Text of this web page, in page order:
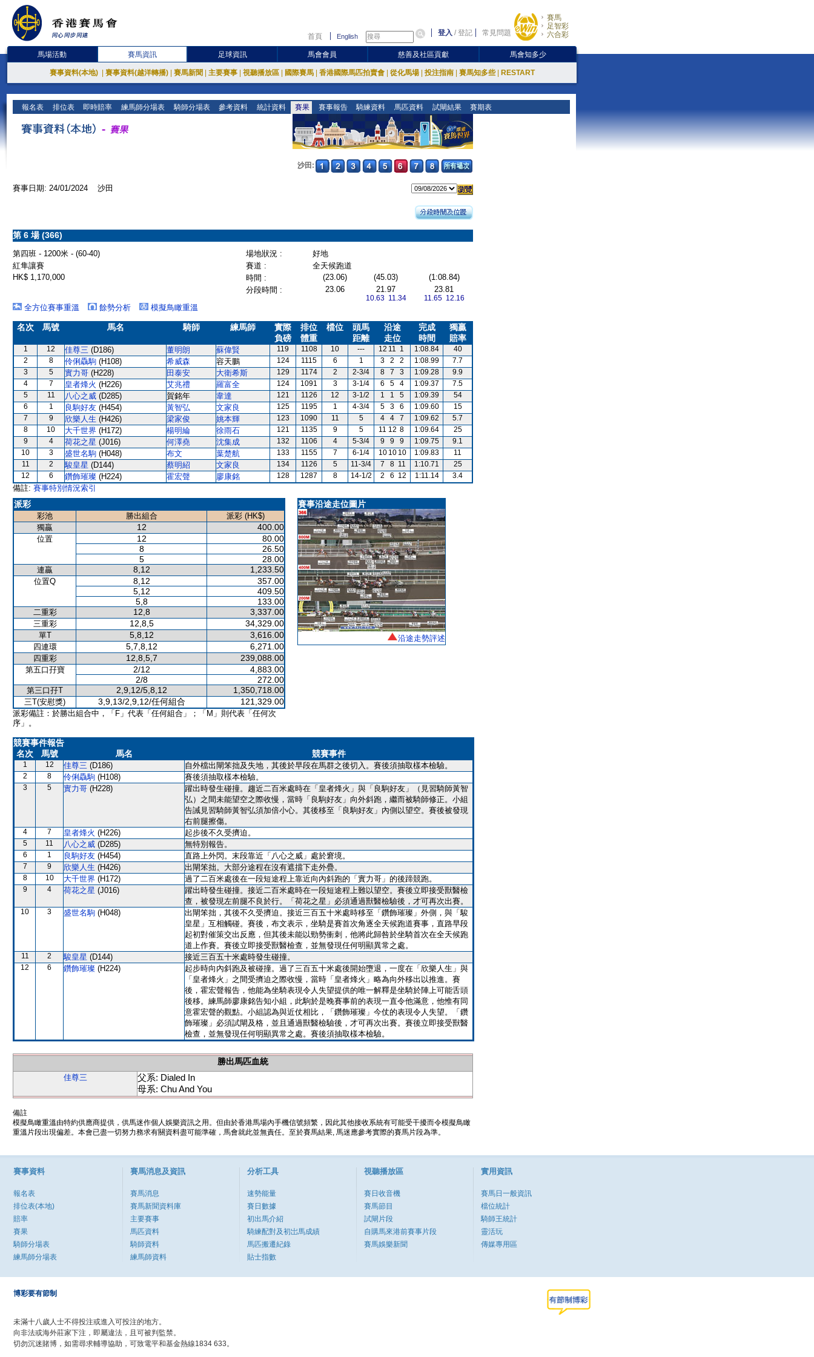
首頁 English 登入 /登記 常見問題
賽馬
足智彩
六合彩
馬場活動 賽馬資訊 足球資訊 馬會會員 慈善及社區貢獻 馬會知多少
賽事資料(本地) 賽事資料(越洋轉播) 賽馬新聞 主要賽事 視聽播放區 國際賽馬 香港國際馬匹拍賣會 從化馬場 投注指南 賽馬知多些 RESTART
報名表 排位表 即時賠率 練馬師分場表 騎師分場表 參考資料 統計資料 賽果 賽事報告 騎練資料 馬匹資料 試閘結果 賽期表
沙田:
賽事日期: 24/01/2024 沙田
第 6 場 (366)
第四班 - 1200米 - (60-40) 場地狀況 :
好地
紅隼讓賽
賽道 :
全天候跑道
HK$ 1,170,000
時間 : (23.06) (45.03)
(1:08.84)
分段時間 :
23.06 21.97
10.63 11.34
23.81
11.65 12.16
全方位賽事重溫 餘勢分析 模擬鳥瞰重溫
名次 馬號 馬名 騎師 練馬師
實際
負磅
排位
體重
檔位
頭馬
距離
沿途
走位
完成
時間
獨贏
賠率
1 12 佳尊三 (D186) 董明朗 蘇偉賢 119 1108 10 --- 12 11 1 1:08.84
40
2
8 伶俐驫駒 (H108) 希威森 容天鵬 124 1115 6 1 3 2 2 1:08.99
7.7
3
5 實力哥 (H228) 田泰安 大衛希斯 129 1174 2 2-3/4 8 7 3 1:09.28
9.9
4
7 皇者烽火 (H226) 艾兆禮 羅富全 124 1091 3 3-1/4 6 5 4 1:09.37
7.5
5
11 八心之威 (D285) 賀銘年 韋達 121 1126 12 3-1/2 1 1 5 1:09.39
54
6
1 良駒好友 (H454) 黃智弘 文家良 125 1195 1 4-3/4 5 3 6 1:09.60
15
7
9 欣樂人生 (H426) 梁家俊 姚本輝 123 1090 11 5 4 4 7 1:09.62
5.7
8
10 大千世界 (H172) 楊明綸 徐雨石 121 1135 9 5 11 12 8 1:09.64
25
9
4 荷花之星 (J016) 何澤堯 沈集成 132 1106 4 5-3/4 9 9 9 1:09.75
9.1
10
3 盛世名駒 (H048) 布文 葉楚航 133 1155 7 6-1/4 10 10 10 1:09.83
11
11
2 駿皇星 (D144) 蔡明紹 文家良 134 1126 5 11-3/4 7 8 11 1:10.71
25
12
6 鑽飾璀璨 (H224) 霍宏聲 廖康銘 128 1287 8 14-1/2 2 6 12 1:11.14 3.4
備註: 賽事特別情況索引
派彩
彩池 勝出組合
派彩 (HK$)
獨贏
12 400.00
位置 12
80.00
8
26.50
5
28.00
連贏 8,12 1,233.50
位置Q 8,12
357.00
5,12
409.50
5,8
133.00
二重彩 12,8 3,337.00
三重彩 12,8,5 34,329.00
單T 5,8,12 3,616.00
四連環 5,7,8,12 6,271.00
四重彩 12,8,5,7 239,088.00
第五口孖寶 2/12
4,883.00
2/8
272.00
第三口孖T 2,9,12/5,8,12 1,350,718.00
三T(安慰獎) 3,9,13/2,9,12/任何組合 121,329.00
派彩備註：於勝出組合中，「F」代表「任何組合」；「M」則代表「任何次
序」。
賽事沿途走位圖片
沿途走勢評述
競賽事件報告
名次
馬號 馬名 競賽事件
1 12 佳尊三 (D186) 自外檔出閘笨拙及失地，其後於早段在馬群之後切入。賽後須抽取樣本檢驗。
2 8 伶俐驫駒 (H108) 賽後須抽取樣本檢驗。
3 5 實力哥 (H228)
躍出時發生碰撞。趨近二百米處時在「皇者烽火」與「良駒好友」（見習騎師黃智
弘）之間未能望空之際收慢，當時「良駒好友」向外斜跑，繼而被騎師修正。小組
告誡見習騎師黃智弘須加倍小心。其後移至「良駒好友」內側以望空。賽後被發現
右前腿擦傷。
4 7 皇者烽火 (H226) 起步後不久受擠迫。
5 11 八心之威 (D285) 無特別報告。
6 1 良駒好友 (H454) 直路上外閃。末段靠近「八心之威」處於窘境。
7 9 欣樂人生 (H426) 出閘笨拙。大部分途程在沒有遮擋下走外疊。
8 10 大千世界 (H172) 過了二百米處後在一段短途程上靠近向內斜跑的「實力哥」的後蹄競跑。
9 4 荷花之星 (J016)
躍出時發生碰撞。接近二百米處時在一段短途程上難以望空。賽後立即接受獸醫檢
查，被發現左前腿不良於行。「荷花之星」必須通過獸醫檢驗後，才可再次出賽。
10 3 盛世名駒 (H048)
出閘笨拙，其後不久受擠迫。接近三百五十米處時移至「鑽飾璀璨」外側，與「駿
皇星」互相觸碰。賽後，布文表示，坐騎是賽首次角逐全天候跑道賽事，直路早段
起初對催策交出反應，但其後未能以勁勢衝刺，他將此歸咎於坐騎首次在全天候跑
道上作賽。賽後立即接受獸醫檢查，並無發現任何明顯異常之處。
11 2 駿皇星 (D144) 接近三百五十米處時發生碰撞。
12 6 鑽飾璀璨 (H224)
起步時向內斜跑及被碰撞。過了三百五十米處後開始墮退，一度在「欣樂人生」與
「皇者烽火」之間受擠迫之際收慢，當時「皇者烽火」略為向外移出以推進。賽
後，霍宏聲報告，他能為坐騎表現令人失望提供的唯一解釋是坐騎於陣上可能舌頭
後移。練馬師廖康銘告知小組，此駒於是晚賽事前的表現一直令他滿意，他惟有同
意霍宏聲的觀點。小組認為與近仗相比，「鑽飾璀璨」今仗的表現令人失望。「鑽
飾璀璨」必須試閘及格，並且通過獸醫檢驗後，才可再次出賽。賽後立即接受獸醫
檢查，並無發現任何明顯異常之處。賽後須抽取樣本檢驗。
勝出馬匹血統
佳尊三
父系: Dialed In
母系: Chu And You
備註
模擬鳥瞰重溫由特約供應商提供，供馬迷作個人娛樂資訊之用。但由於香港馬場內手機信號頻繁，因此其他接收系統有可能受干擾而令模擬鳥瞰
重溫片段出現偏差。本會已盡一切努力務求有關資料盡可能準確，馬會就此並無責任。至於賽馬結果, 馬迷應參考實際的賽馬片段為準。
賽事資料
報名表
排位表(本地)
賠率
賽果
騎師分場表
練馬師分場表
賽馬消息及資訊
賽馬消息
賽馬新聞資料庫
主要賽事
馬匹資料
騎師資料
練馬師資料
分析工具
速勢能量
賽日數據
初出馬介紹
騎練配對及初岀馬成績
馬匹搬遷紀錄
貼士指數
視聽播放區
賽日收音機
賽馬節目
試閘片段
自購馬來港前賽事片段
賽馬娛樂新聞
實用資訊
賽馬日一般資訊
檔位統計
騎師王統計
靈活玩
傳媒專用區
博彩要有節制
未滿十八歲人士不得投注或進入可投注的地方。
向非法或海外莊家下注，即屬違法，且可被判監禁。
切勿沉迷賭博，如需尋求輔導協助，可致電平和基金熱線1834 633。